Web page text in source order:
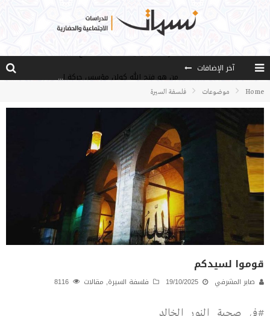
آخر الإضافات
الأستاذ عالما عارفا حكيما
مصادر العلم وسببه
Home موضوعات فلسفة السيرة
قوموا لسيدكم
صابر المشرفي 19/10/2025 فلسفة السيرة, مقالات
#في_ صحبة_ النور_ الخالد